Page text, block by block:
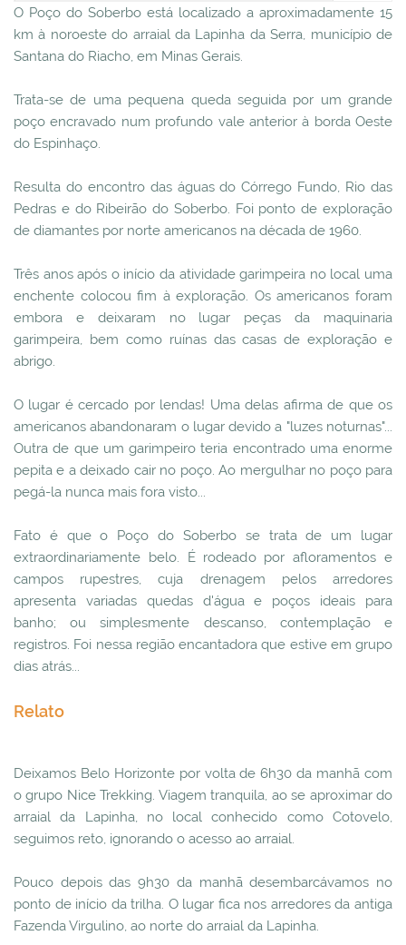
O Poço do Soberbo está localizado a aproximadamente 15
km à noroeste do arraial da Lapinha da Serra, município de
Santana do Riacho, em Minas Gerais.
Trata-se de uma pequena queda seguida por um grande
poço encravado num profundo vale anterior à borda Oeste
do Espinhaço.
Resulta do encontro das águas do Córrego Fundo, Rio das
Pedras e do Ribeirão do Soberbo. Foi ponto de exploração
de diamantes por norte americanos na década de 1960.
Três anos após o início da atividade garimpeira no local uma
enchente colocou fim à exploração. Os americanos foram
embora e deixaram no lugar peças da maquinaria
garimpeira, bem como ruínas das casas de exploração e
abrigo.
O lugar é cercado por lendas! Uma delas afirma de que os
americanos abandonaram o lugar devido a "luzes noturnas"...
Outra de que um garimpeiro teria encontrado uma enorme
pepita e a deixado cair no poço. Ao mergulhar no poço para
pegá-la nunca mais fora visto...
Fato é que o Poço do Soberbo se trata de um lugar
extraordinariamente belo. É rodeado por afloramentos e
campos rupestres, cuja drenagem pelos arredores
apresenta variadas quedas d'água e poços ideais para
banho; ou simplesmente descanso, contemplação e
registros. Foi nessa região encantadora que estive em grupo
dias atrás...
Relato
Deixamos Belo Horizonte por volta de 6h30 da manhã com
o grupo Nice Trekking. Viagem tranquila, ao se aproximar do
arraial da Lapinha, no local conhecido como Cotovelo,
seguimos reto, ignorando o acesso ao arraial.
Pouco depois das 9h30 da manhã desembarcávamos no
ponto de início da trilha. O lugar fica nos arredores da antiga
Fazenda Virgulino, ao norte do arraial da Lapinha.